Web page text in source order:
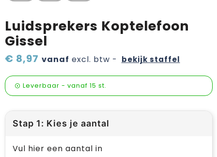
Luidsprekers Koptelefoon
Gissel
€ 8,97 vanaf excl. btw - bekijk staffel
Leverbaar - vanaf 15 st.
Stap 1: Kies je aantal
Vul hier een aantal in